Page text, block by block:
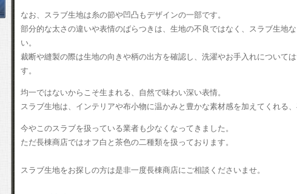
なお、スラブ生地は糸の節や凹凸もデザインの一部です。
部分的な太さの違いや表情のばらつきは、生地の不良ではなく、スラブ生地
い。
裁断や縫製の際は生地の向きや柄の出方を確認し、洗濯やお手入れについて
す。
均一ではないからこそ生まれる、自然で味わい深い表情。
スラブ生地は、インテリアや布小物に温かみと豊かな素材感を加えてくれる
今やこのスラブを扱っている業者も少なくなってきました。
ただ長棟商店ではオフ白と茶色の二種類を扱っております。
スラブ生地をお探しの方は是非一度長棟商店にご相談くださいませ。